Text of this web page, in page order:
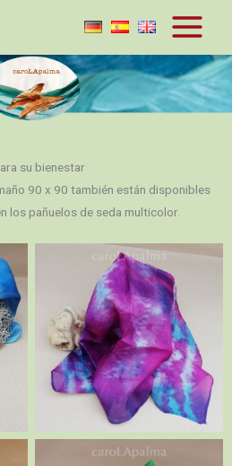
su bienestar
90 x 90 también están disponibles
los pañuelos de seda multicolor.
Azul púrpura
Verde marrón